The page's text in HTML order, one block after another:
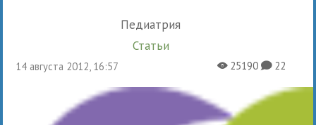
Педиатрия
Статьи
14 августа 2012, 16:57 X25190K22